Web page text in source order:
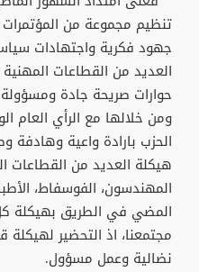
تنظيم مجموعة من
جهود فكرية واجتهادات
العديد من القطاعات
حوارات صريحة جادة ومسؤولة
ومن خلالها مع الرأي العام
الحزب بارادة واعية
هيكلة العديد من القطاعات
المهندسون، الفوسفاط،
المضي في الطريق بهيكلة
مجتمعنا، اذ التحضير
نضالية وعمل مسؤول.